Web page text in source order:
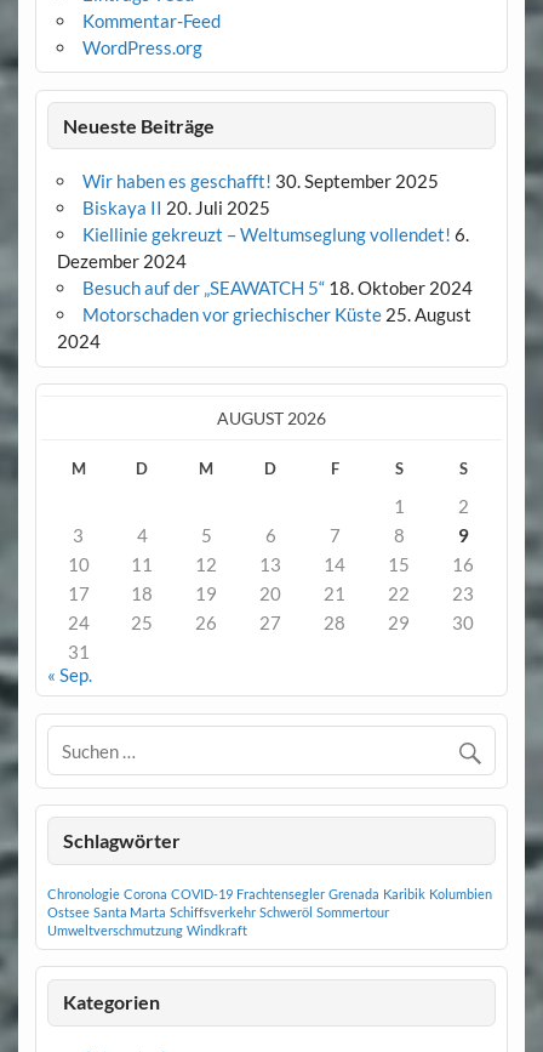
Kommentar-Feed
WordPress.org
Neueste Beiträge
Wir haben es geschafft! 30. September 2025
Biskaya II 20. Juli 2025
Kiellinie gekreuzt – Weltumseglung vollendet! 6.
Dezember 2024
Besuch auf der „SEAWATCH 5“ 18. Oktober 2024
Motorschaden vor griechischer Küste 25. August
2024
AUGUST 2026
M D M D F S S
1
2
3
4 5 6 7 8
9
10
11 12 13 14 15
16
17
18 19 20 21 22
23
24
25 26 27 28 29
30
31
« Sep.
Schlagwörter
Chronologie Corona COVID-19 Frachtensegler Grenada Karibik Kolumbien
Ostsee Santa Marta Schiffsverkehr Schweröl Sommertour
Umweltverschmutzung Windkraft
Kategorien